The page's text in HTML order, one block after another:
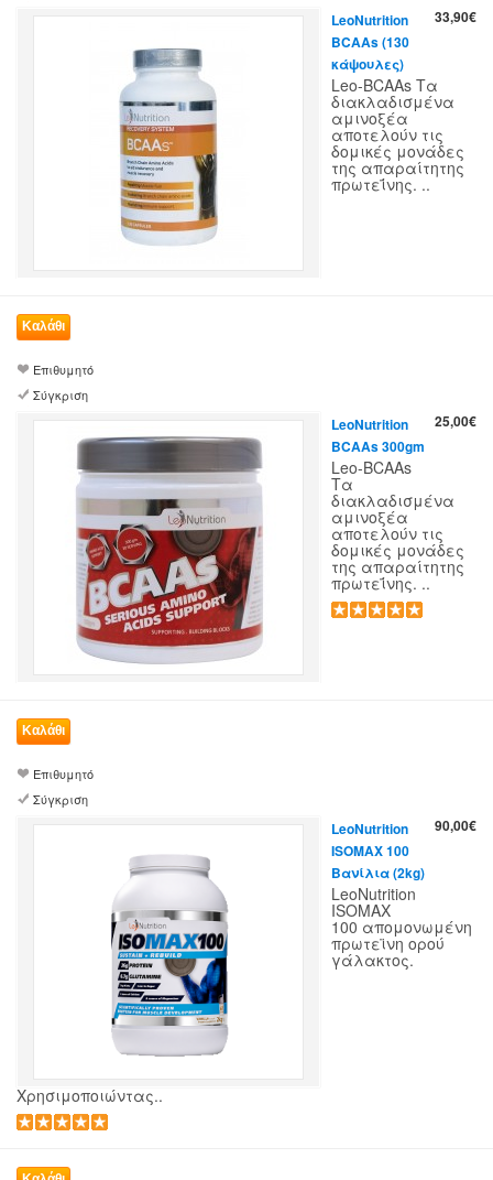
33,90€
LeoNutrition
BCAAs (130
κάψουλες)
Leo-BCAAs Τα
διακλαδισμένα
αμινοξέα
αποτελούν τις
δομικές μονάδες
της απαραίτητης
πρωτεΐνης. ..
Επιθυμητό
Σύγκριση
25,00€
LeoNutrition
BCAAs 300gm
Leo-BCAAs
Τα
διακλαδισμένα
αμινοξέα
αποτελούν τις
δομικές μονάδες
της απαραίτητης
πρωτεΐνης. ..
Επιθυμητό
Σύγκριση
90,00€
LeoNutrition
ISOMAX 100
Βανίλια (2kg)
LeoNutrition
ISOMAX
100 απομονωμένη
πρωτεϊνη ορού
γάλακτος.
Χρησιμοποιώντας..